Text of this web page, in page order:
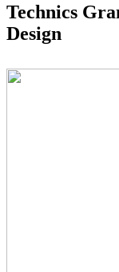
Technics
Design